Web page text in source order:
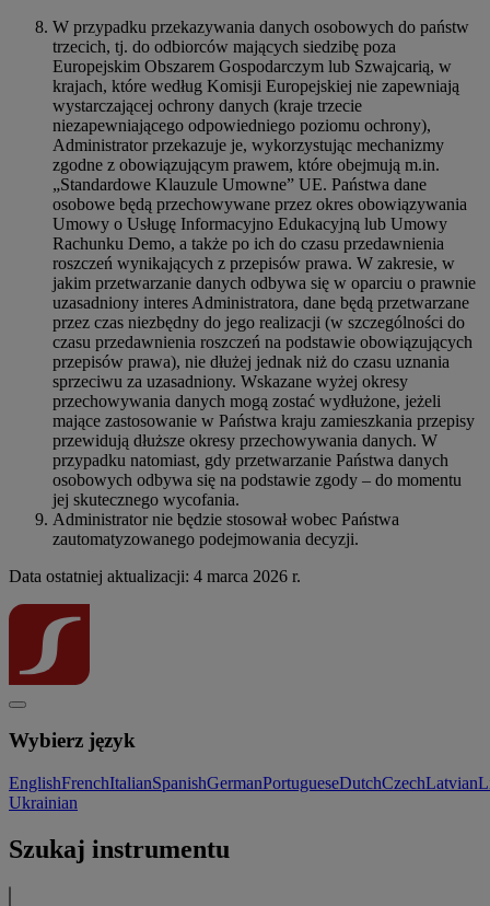
W przypadku przekazywania danych osobowych do państw
trzecich, tj. do odbiorców mających siedzibę poza
Europejskim Obszarem Gospodarczym lub Szwajcarią, w
krajach, które według Komisji Europejskiej nie zapewniają
wystarczającej ochrony danych (kraje trzecie
niezapewniającego odpowiedniego poziomu ochrony),
Administrator przekazuje je, wykorzystując mechanizmy
zgodne z obowiązującym prawem, które obejmują m.in.
„Standardowe Klauzule Umowne” UE. Państwa dane
osobowe będą przechowywane przez okres obowiązywania
Umowy o Usługę Informacyjno Edukacyjną lub Umowy
Rachunku Demo, a także po ich do czasu przedawnienia
roszczeń wynikających z przepisów prawa. W zakresie, w
jakim przetwarzanie danych odbywa się w oparciu o prawnie
uzasadniony interes Administratora, dane będą przetwarzane
przez czas niezbędny do jego realizacji (w szczególności do
czasu przedawnienia roszczeń na podstawie obowiązujących
przepisów prawa), nie dłużej jednak niż do czasu uznania
sprzeciwu za uzasadniony. Wskazane wyżej okresy
przechowywania danych mogą zostać wydłużone, jeżeli
mające zastosowanie w Państwa kraju zamieszkania przepisy
przewidują dłuższe okresy przechowywania danych. W
przypadku natomiast, gdy przetwarzanie Państwa danych
osobowych odbywa się na podstawie zgody – do momentu
jej skutecznego wycofania.
Administrator nie będzie stosował wobec Państwa
zautomatyzowanego podejmowania decyzji.
Data ostatniej aktualizacji: 4 marca 2026 r.
Wybierz język
EnglishFrenchItalianSpanishGermanPortugueseDutchCzechLatvian
Ukrainian
Szukaj instrumentu